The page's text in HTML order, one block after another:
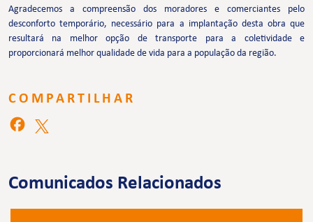
Agradecemos a compreensão dos moradores e comerciantes pelo
desconforto temporário, necessário para a implantação desta obra que
resultará na melhor opção de transporte para a coletividade e
proporcionará melhor qualidade de vida para a população da região.
COMPARTILHAR
Comunicados Relacionados